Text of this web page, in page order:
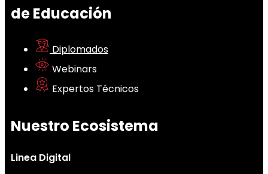
de Educación
Diplomados
Webinars
Expertos Técnicos
Nuestro Ecosistema
Linea Digital